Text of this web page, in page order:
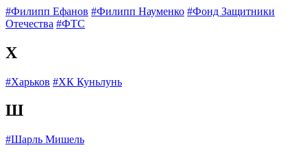
#Филипп Ефанов #Филипп Науменко #Фонд Защитники
Отечества #ФТС
Х
#Харьков #ХК Куньлунь
Ш
#Шарль Мишель